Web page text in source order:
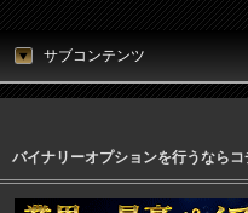
サブコンテンツ
バイナリーオプションを行うなら